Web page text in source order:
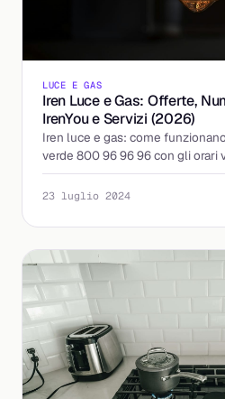
LUCE E GAS
Iren Luce e Gas: Offerte,
IrenYou e Servizi (2026)
Iren luce e gas: come
verde 800 96 96 96 con gli orari
chat 24 ore su 24 e il programma
23 luglio 2024